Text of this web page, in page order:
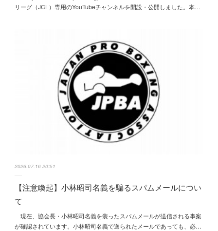
リーグ（JCL）専用のYouTubeチャンネルを開設・公開しました。本…
2026.07.16 20:51
【注意喚起】小林昭司名義を騙るスパムメールについ
て
現在、協会長・小林昭司名義を装ったスパムメールが送信される事案
が確認されています。小林昭司名義で送られたメールであっても、必…